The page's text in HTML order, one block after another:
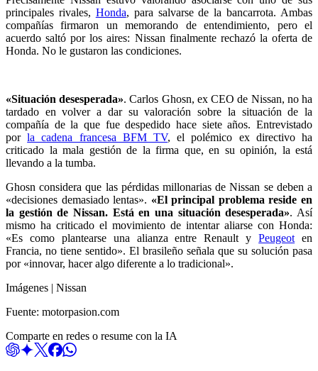
principales rivales, Honda, para salvarse de la bancarrota. Ambas
compañías firmaron un memorando de entendimiento, pero el
acuerdo saltó por los aires: Nissan finalmente rechazó la oferta de
Honda. No le gustaron las condiciones.
«Situación desesperada». Carlos Ghosn, ex CEO de Nissan, no ha
tardado en volver a dar su valoración sobre la situación de la
compañía de la que fue despedido hace siete años. Entrevistado
porla cadena francesa BFM TV, el polémico ex directivo ha
criticado la mala gestión de la firma que, en su opinión, la está
llevando a la tumba.
Ghosn considera que las pérdidas millonarias de Nissan se deben a
«decisiones demasiado lentas». «El principal problema reside en
la gestión de Nissan. Está en una situación desesperada». Así
mismo ha criticado el movimiento de intentar aliarse con Honda:
«Es como plantearse una alianza entre Renault yPeugeot en
Francia, no tiene sentido». El brasileño señala que su solución pasa
por «innovar, hacer algo diferente a lo tradicional».
Imágenes | Nissan
Fuente: motorpasion.com
Comparte en redes o resume con la IA